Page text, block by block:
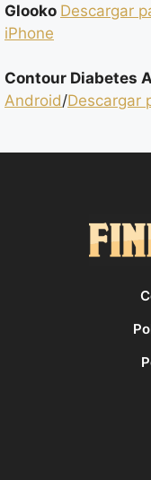
Glooko Descargar
iPhone
Contour Diabetes
Android/Descargar